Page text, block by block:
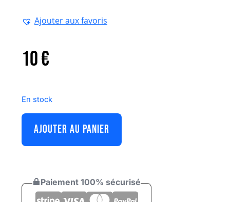
Ajouter aux favoris
10€
En stock
AJOUTER AU PANIER
Paiement 100% sécurisé